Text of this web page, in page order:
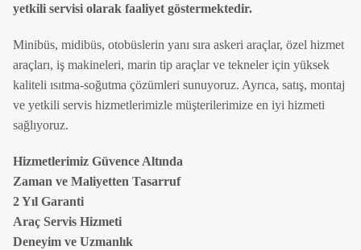
yetkili servisi olarak faaliyet göstermektedir.
Minibüs, midibüs, otobüslerin yanı sıra askeri araçlar, özel hizmet
araçları, iş makineleri, marin tip araçlar ve tekneler için yüksek
kaliteli ısıtma-soğutma çözümleri sunuyoruz. Ayrıca, satış, montaj
ve yetkili servis hizmetlerimizle müşterilerimize en iyi hizmeti
sağlıyoruz.
Hizmetlerimiz Güvence Altında
Zaman ve Maliyetten Tasarruf
2 Yıl Garanti
Araç Servis Hizmeti
Deneyim ve Uzmanlık